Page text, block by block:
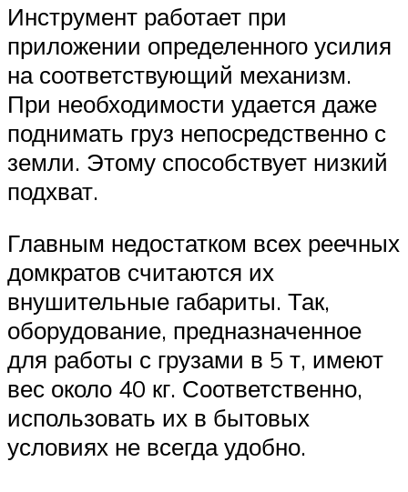
Инструмент работает при
приложении определенного усилия
на соответствующий механизм.
При необходимости удается даже
поднимать груз непосредственно с
земли. Этому способствует низкий
подхват.
Главным недостатком всех реечных
домкратов считаются их
внушительные габариты. Так,
оборудование, предназначенное
для работы с грузами в 5 т, имеют
вес около 40 кг. Соответственно,
использовать их в бытовых
условиях не всегда удобно.